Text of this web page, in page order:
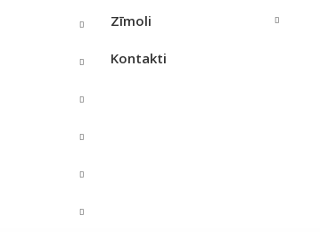
Zīmoli
Kontakti